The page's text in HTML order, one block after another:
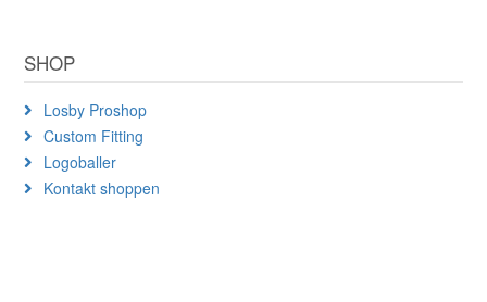
SHOP
Losby Proshop
Custom Fitting
Logoballer
Kontakt shoppen